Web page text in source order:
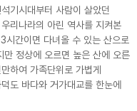
기시대부터 사람이 살았던
리나라의 아린 역사를 지켜본
간이면 다녀올 수 있는 산으로
만 정상에 오르면 높은 산에 오른
하여 가족단위로 가볍게
도 바다와 거가대교를 한눈에